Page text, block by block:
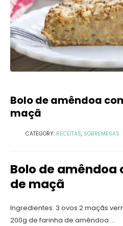
Bolo de amêndoa
maçã
CATEGORY: RECEITAS, SOBREMESAS
Bolo de amêndoa
de maçã
Ingredientes: 3 ovos 2 maçãs
200g de farinha de amêndoa ...